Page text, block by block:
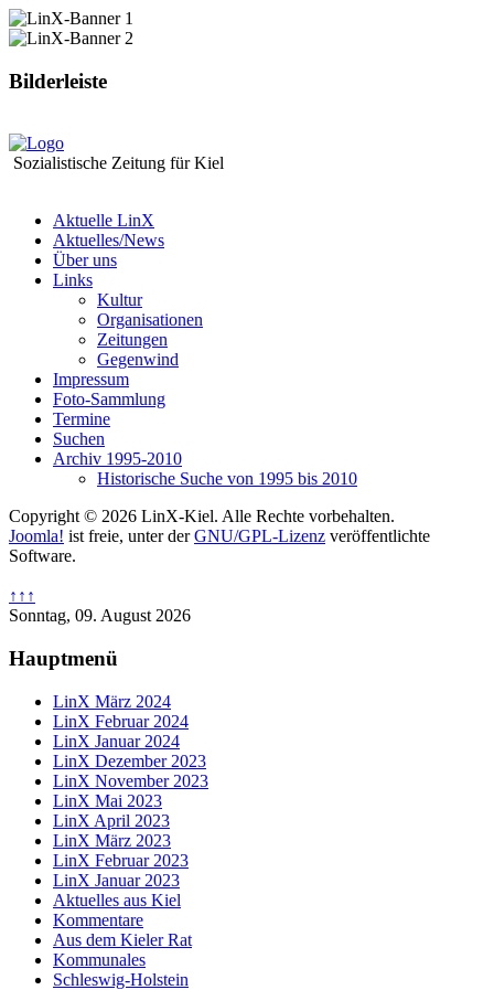
Bilderleiste
Sozialistische Zeitung für Kiel
Aktuelle LinX
Aktuelles/News
Über uns
Links
Kultur
Organisationen
Zeitungen
Gegenwind
Impressum
Foto-Sammlung
Termine
Suchen
Archiv 1995-2010
Historische Suche von 1995 bis 2010
Copyright © 2026 LinX-Kiel. Alle Rechte vorbehalten.
Joomla! ist freie, unter derGNU/GPL-Lizenz veröffentlichte
Software.
↑↑↑
Sonntag, 09. August 2026
Hauptmenü
LinX März 2024
LinX Februar 2024
LinX Januar 2024
LinX Dezember 2023
LinX November 2023
LinX Mai 2023
LinX April 2023
LinX März 2023
LinX Februar 2023
LinX Januar 2023
Aktuelles aus Kiel
Kommentare
Aus dem Kieler Rat
Kommunales
Schleswig-Holstein